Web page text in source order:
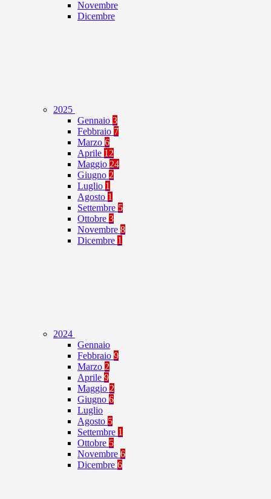
Novembre
Dicembre
2025
Gennaio 3
Febbraio 7
Marzo 6
Aprile 12
Maggio 24
Giugno 2
Luglio 1
Agosto 1
Settembre 5
Ottobre 3
Novembre 8
Dicembre 1
2024
Gennaio
Febbraio 9
Marzo 2
Aprile 9
Maggio 2
Giugno 6
Luglio
Agosto 5
Settembre 1
Ottobre 5
Novembre 6
Dicembre 6